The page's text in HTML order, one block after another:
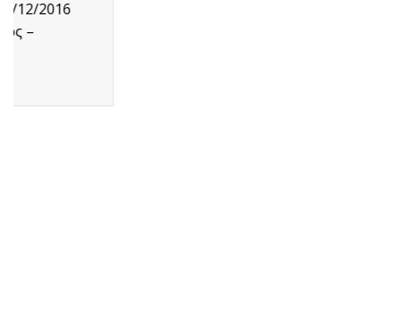
ώστε να επιτευχθεί για πρώτη φορά μια
αξιόπιστη...